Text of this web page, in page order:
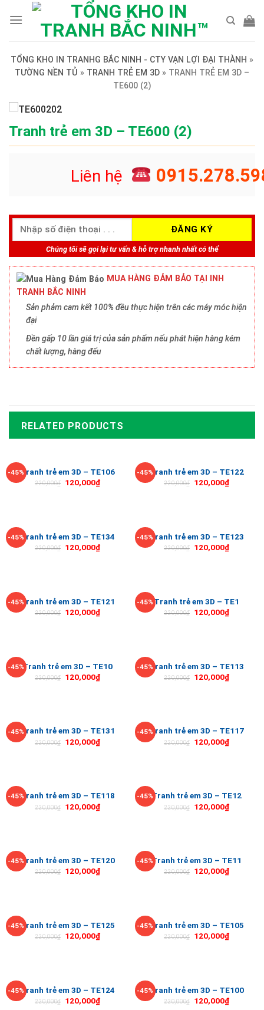
TỔNG KHO IN TRANHG BẮC NINH - CTY VẠN LỢI ĐẠI THÀNH »
TƯỜNG NỀN TỦ » TRANH TRẺ EM 3D » TRANH TRẺ EM 3D –
TE600 (2)
Tranh trẻ em 3D – TE600 (2)
Liên hệ
Chúng tôi sẽ gọi lại tư vấn & hỗ trợ nhanh nhất có thể
MUA HÀNG ĐẢM BẢO TẠI INH
TRANH BẮC NINH
Sản phảm cam kết 100% đều thực hiện trên các máy móc hiện
đại
Đền gấp 10 lần giá trị của sản phẩm nếu phát hiện hàng kém
chất lượng, hàng đểu
RELATED PRODUCTS
-45%Tranh trẻ em 3D – TE106
220,000₫ 120,000₫
-45%Tranh trẻ em 3D – TE122
220,000₫ 120,000₫
-45%Tranh trẻ em 3D – TE134
220,000₫ 120,000₫
-45%Tranh trẻ em 3D – TE123
220,000₫ 120,000₫
-45%Tranh trẻ em 3D – TE121
220,000₫ 120,000₫
-45% Tranh trẻ em 3D – TE1
220,000₫ 120,000₫
-45%Tranh trẻ em 3D – TE10
220,000₫ 120,000₫
-45%Tranh trẻ em 3D – TE113
220,000₫ 120,000₫
-45%Tranh trẻ em 3D – TE131
220,000₫ 120,000₫
-45%Tranh trẻ em 3D – TE117
220,000₫ 120,000₫
-45%Tranh trẻ em 3D – TE118
220,000₫ 120,000₫
-45%Tranh trẻ em 3D – TE12
220,000₫ 120,000₫
-45%Tranh trẻ em 3D – TE120
220,000₫ 120,000₫
-45%Tranh trẻ em 3D – TE11
220,000₫ 120,000₫
-45%Tranh trẻ em 3D – TE125
220,000₫ 120,000₫
-45%Tranh trẻ em 3D – TE105
220,000₫ 120,000₫
-45%Tranh trẻ em 3D – TE124
220,000₫ 120,000₫
-45%Tranh trẻ em 3D – TE100
220,000₫ 120,000₫